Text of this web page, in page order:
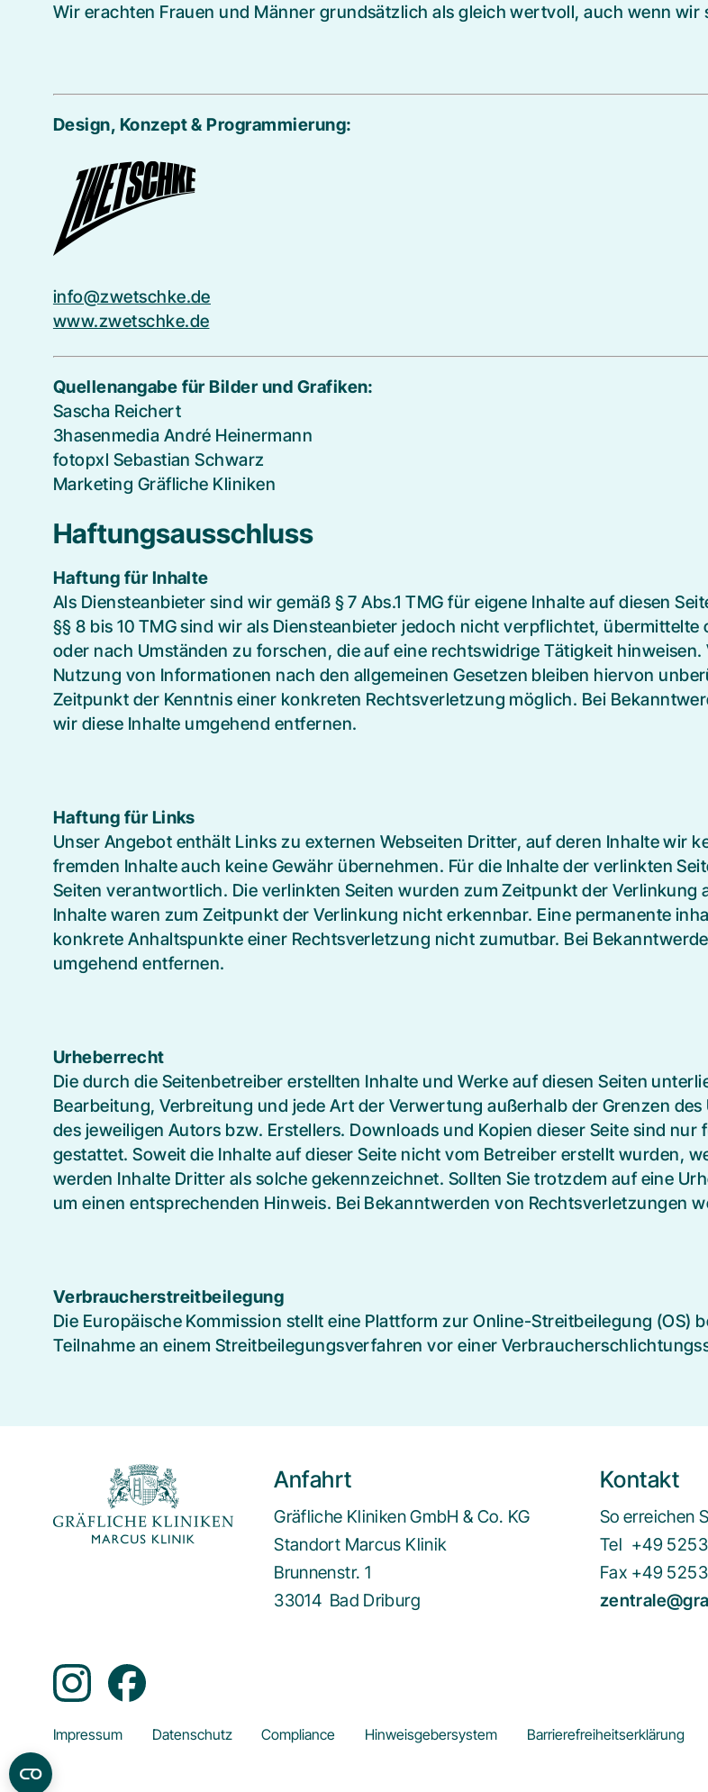
Wir erachten Frauen und Männer grundsätzlich als gleich wertvoll, auch wenn
Design, Konzept & Programmierung:
info@zwetschke.de
www.zwetschke.de
Quellenangabe für Bilder und Grafiken:
Sascha Reichert
3hasenmedia André Heinermann
fotopxl Sebastian Schwarz
Marketing Gräfliche Kliniken
Haftungsausschluss
Haftung für Inhalte
Als Diensteanbieter sind wir gemäß § 7 Abs.1 TMG für eigene Inhalte auf diesen
§§ 8 bis 10 TMG sind wir als Diensteanbieter jedoch nicht verpflichtet,
oder nach Umständen zu forschen, die auf eine rechtswidrige Tätigkeit
Nutzung von Informationen nach den allgemeinen Gesetzen bleiben hiervon
Zeitpunkt der Kenntnis einer konkreten Rechtsverletzung möglich. Bei
wir diese Inhalte umgehend entfernen.
Haftung für Links
Unser Angebot enthält Links zu externen Webseiten Dritter, auf deren Inhalte wir
fremden Inhalte auch keine Gewähr übernehmen. Für die Inhalte der verlinkten
Seiten verantwortlich. Die verlinkten Seiten wurden zum Zeitpunkt der
Inhalte waren zum Zeitpunkt der Verlinkung nicht erkennbar. Eine permanente
konkrete Anhaltspunkte einer Rechtsverletzung nicht zumutbar. Bei
umgehend entfernen.
Urheberrecht
Die durch die Seitenbetreiber erstellten Inhalte und Werke auf diesen Seiten
Bearbeitung, Verbreitung und jede Art der Verwertung außerhalb der Grenzen
des jeweiligen Autors bzw. Erstellers. Downloads und Kopien dieser Seite sind
gestattet. Soweit die Inhalte auf dieser Seite nicht vom Betreiber erstellt wurden,
werden Inhalte Dritter als solche gekennzeichnet. Sollten Sie trotzdem auf eine
um einen entsprechenden Hinweis. Bei Bekanntwerden von Rechtsverletzungen
Verbraucherstreitbeilegung
Die Europäische Kommission stellt eine Plattform zur Online-Streitbeilegung (OS)
Teilnahme an einem Streitbeilegungsverfahren vor einer
Anfahrt
Gräfliche Kliniken GmbH & Co. KG
Standort Marcus Klinik
Brunnenstr. 1
33014 Bad Driburg
Kontakt
So erreichen
Tel +49
Fax +49
Impressum Datenschutz Compliance Hinweisgebersystem Barrierefreiheitserklärung